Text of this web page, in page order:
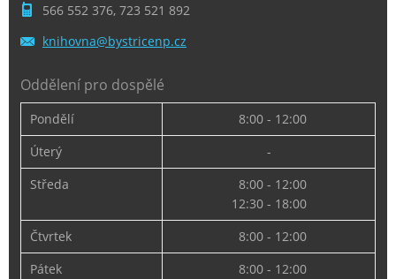
566 552 376, 723 521 892
knihovna@bystricenp.cz
Oddělení pro dospělé
Pondělí
8:00 - 12:00
Úterý
-
Středa
8:00 - 12:00
12:30 - 18:00
Čtvrtek
8:00 - 12:00
Pátek
8:00 - 12:00